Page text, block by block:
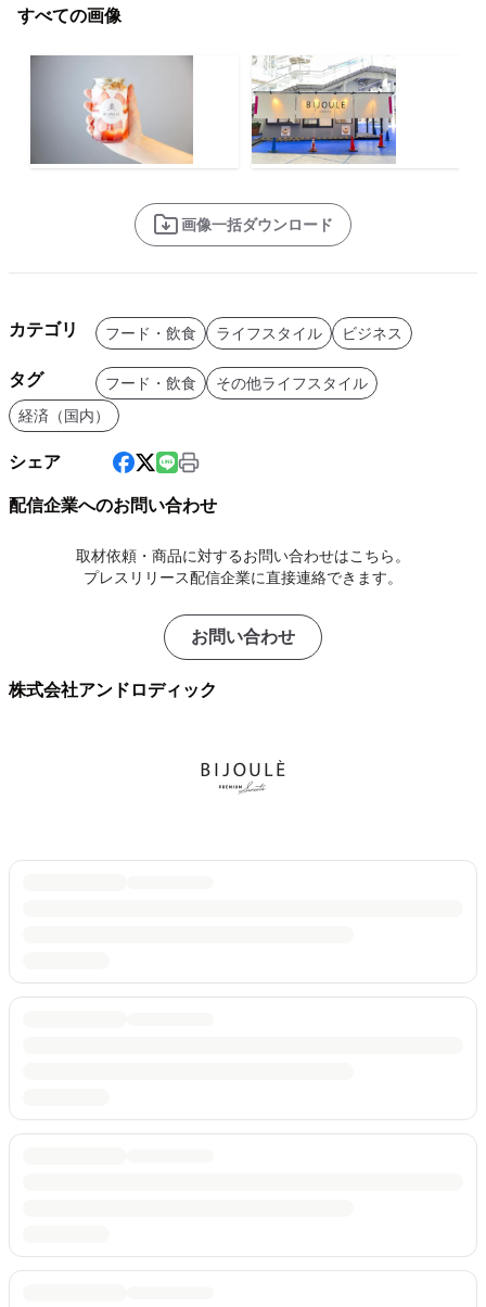
すべての画像
画像一括ダウンロード
カテゴリ フード・飲食 ライフスタイル ビジネス
タグ フード・飲食
その他ライフスタイル
経済（国内）
シェア
配信企業へのお問い合わせ
取材依頼・商品に対するお問い合わせはこちら。
プレスリリース配信企業に直接連絡できます。
お問い合わせ
株式会社アンドロディック